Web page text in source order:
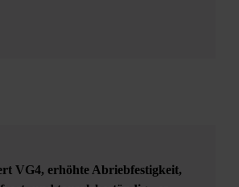
VG4, erhöhte Abriebfestigkeit,